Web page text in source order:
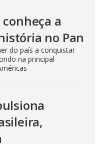
a
no Pan
do país a conquistar
na principal